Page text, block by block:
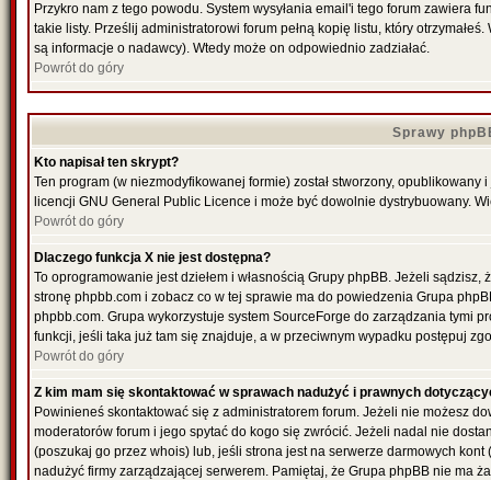
Przykro nam z tego powodu. System wysyłania email'i tego forum zawiera
takie listy. Prześlij administratorowi forum pełną kopię listu, który
są informacje o nadawcy). Wtedy może on odpowiednio zadziałać.
Powrót do góry
Sprawy
Kto napisał ten skrypt?
Ten program (w niezmodyfikowanej formie) został stworzony, opublikowany
licencji GNU General Public Licence i może być dowolnie dystrybuowany.
Powrót do góry
Dlaczego funkcja X nie jest dostępna?
To oprogramowanie jest dziełem i własnością Grupy phpBB. Jeżeli
stronę phpbb.com i zobacz co w tej sprawie ma do powiedzenia Grupa
phpbb.com. Grupa wykorzystuje system SourceForge do zarządzania tymi
funkcji, jeśli taka już tam się znajduje, a w przeciwnym wypadku postępuj
Powrót do góry
Z kim mam się skontaktować w sprawach nadużyć i prawnych
Powinieneś skontaktować się z administratorem forum. Jeżeli nie możesz
moderatorów forum i jego spytać do kogo się zwrócić. Jeżeli nadal nie
(poszukaj go przez whois) lub, jeśli strona jest na serwerze darmowych
nadużyć firmy zarządzającej serwerem. Pamiętaj, że Grupa phpBB nie ma